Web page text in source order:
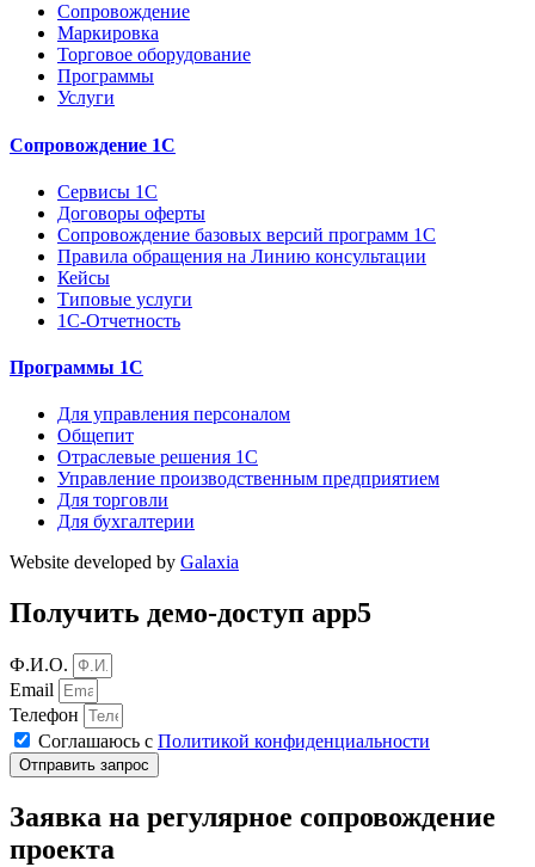
Сопровождение
Маркировка
Торговое оборудование
Программы
Услуги
Сопровождение 1С
Сервисы 1С
Договоры оферты
Сопровождение базовых версий программ 1С
Правила обращения на Линию консультации
Кейсы
Типовые услуги
1С-Отчетность
Программы 1С
Для управления персоналом
Общепит
Отраслевые решения 1С
Управление производственным предприятием
Для торговли
Для бухгалтерии
Website developed by Galaxia
Получить демо-доступ app5
Ф.И.О.
Email
Телефон
Соглашаюсь с Политикой конфиденциальности
Отправить запрос
Заявка на регулярное сопровождение
проекта